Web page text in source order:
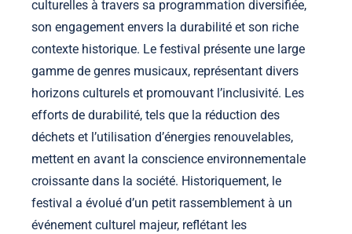
culturelles à travers sa programmation diversifiée,
son engagement envers la durabilité et son riche
contexte historique. Le festival présente une large
gamme de genres musicaux, représentant divers
horizons culturels et promouvant l’inclusivité. Les
efforts de durabilité, tels que la réduction des
déchets et l’utilisation d’énergies renouvelables,
mettent en avant la conscience environnementale
croissante dans la société. Historiquement, le
festival a évolué d’un petit rassemblement à un
événement culturel majeur, reflétant les